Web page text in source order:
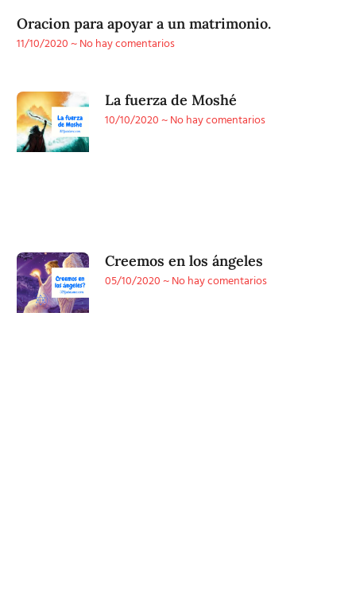
Oracion para apoyar a un matrimonio.
11/10/2020 No hay comentarios
La fuerza de Moshé
10/10/2020 No hay comentarios
Creemos en los ángeles
05/10/2020 No hay comentarios